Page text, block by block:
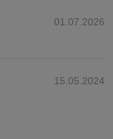
01.07.2026
15.05.2024